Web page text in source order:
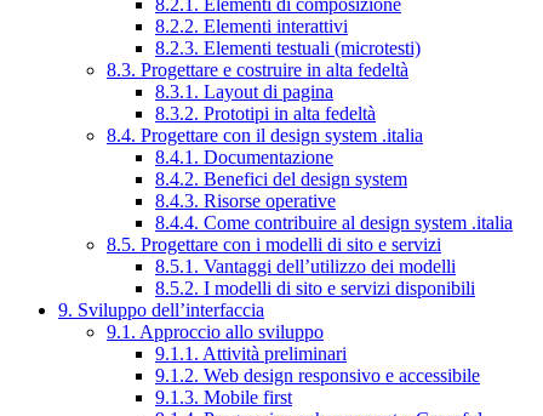
8.2.2. Elementi interattivi
8.2.3. Elementi testuali (microtesti)
8.3. Progettare e costruire in alta fedeltà
8.3.1. Layout di pagina
8.3.2. Prototipi in alta fedeltà
8.4. Progettare con il design system .italia
8.4.1. Documentazione
8.4.2. Benefici del design system
8.4.3. Risorse operative
8.4.4. Come contribuire al design system .italia
8.5. Progettare con i modelli di sito e servizi
8.5.1. Vantaggi dell’utilizzo dei modelli
8.5.2. I modelli di sito e servizi disponibili
9. Sviluppo dell’interfaccia
9.1. Approccio allo sviluppo
9.1.1. Attività preliminari
9.1.2. Web design responsivo e accessibile
9.1.3. Mobile first